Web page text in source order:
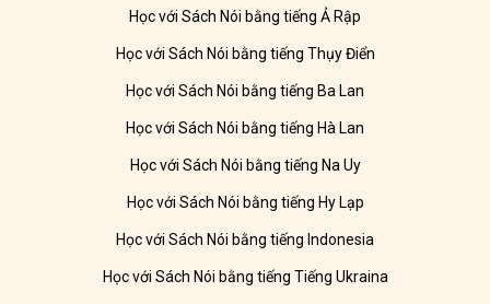
Học với Sách Nói bằng tiếng Ả Rập
Học với Sách Nói bằng tiếng Thụy Điển
Học với Sách Nói bằng tiếng Ba Lan
Học với Sách Nói bằng tiếng Hà Lan
Học với Sách Nói bằng tiếng Na Uy
Học với Sách Nói bằng tiếng Hy Lạp
Học với Sách Nói bằng tiếng Indonesia
Học với Sách Nói bằng tiếng Tiếng Ukraina